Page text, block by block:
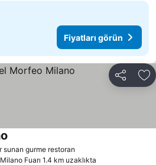
Fiyatları görün
Paylaş
sunan gurme restoran
Milano Fuarı 1.4 km uzaklıkta